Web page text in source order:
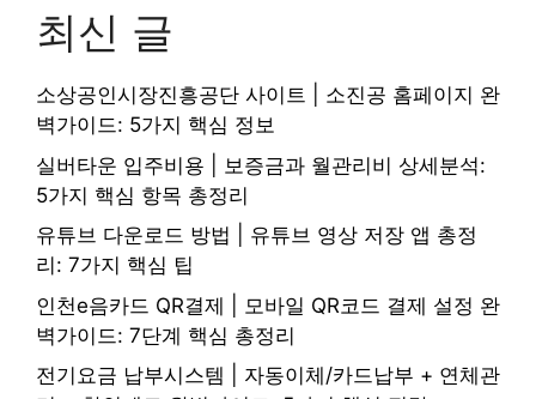
최신 글
소상공인시장진흥공단 사이트 | 소진공 홈페이지 완
벽가이드: 5가지 핵심 정보
실버타운 입주비용 | 보증금과 월관리비 상세분석:
5가지 핵심 항목 총정리
유튜브 다운로드 방법 | 유튜브 영상 저장 앱 총정
리: 7가지 핵심 팁
인천e음카드 QR결제 | 모바일 QR코드 결제 설정 완
벽가이드: 7단계 핵심 총정리
전기요금 납부시스템 | 자동이체/카드납부 + 연체관